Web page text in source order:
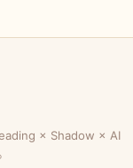
× Shadow × AI